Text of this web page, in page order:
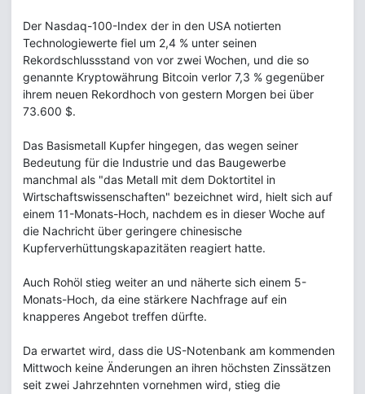
Der Nasdaq-100-Index der in den USA notierten
Technologiewerte fiel um 2,4 % unter seinen
Rekordschlussstand von vor zwei Wochen, und die so
genannte Kryptowährung Bitcoin verlor 7,3 % gegenüber
ihrem neuen Rekordhoch von gestern Morgen bei über
73.600 $.
Das Basismetall Kupfer hingegen, das wegen seiner
Bedeutung für die Industrie und das Baugewerbe
manchmal als "das Metall mit dem Doktortitel in
Wirtschaftswissenschaften" bezeichnet wird, hielt sich auf
einem 11-Monats-Hoch, nachdem es in dieser Woche auf
die Nachricht über geringere chinesische
Kupferverhüttungskapazitäten reagiert hatte.
Auch Rohöl stieg weiter an und näherte sich einem 5-
Monats-Hoch, da eine stärkere Nachfrage auf ein
knapperes Angebot treffen dürfte.
Da erwartet wird, dass die US-Notenbank am kommenden
Mittwoch keine Änderungen an ihren höchsten Zinssätzen
seit zwei Jahrzehnten vornehmen wird, stieg die